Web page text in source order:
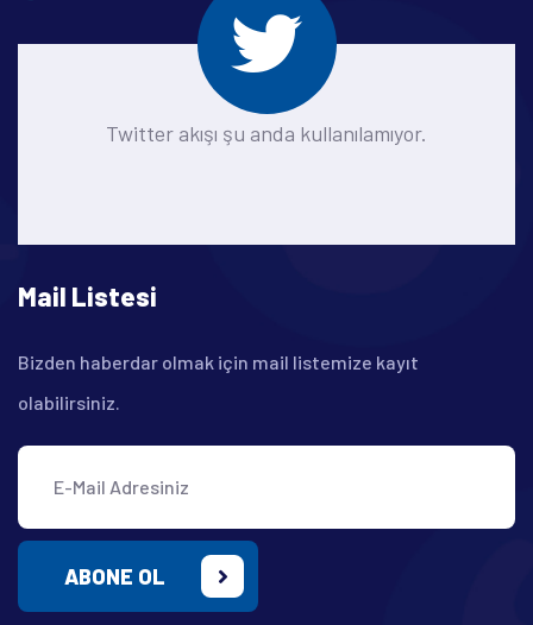
Twitter akışı şu anda kullanılamıyor.
Mail Listesi
Bizden haberdar olmak için mail listemize kayıt
olabilirsiniz.
ABONE OL